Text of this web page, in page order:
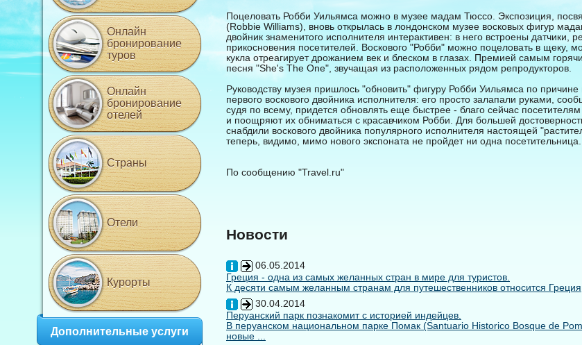
Поцеловать Робби Уильямса можно в музее мадам Тюссо. Экспозиция,
(Robbie Williams), вновь открылась в лондонском музее восковых фигур
двойник знаменитого исполнителя интерактивен: в него встроены датчики,
прикосновения посетителей. Воскового "Робби" можно поцеловать в щеку,
кукла отреагирует дрожанием век и блеском в глазах. Премией самым
песня "She's The One", звучащая из расположенных рядом репродукторов.
Руководству музея пришлось "обновить" фигуру Робби Уильямса по причине
первого воскового двойника исполнителя: его просто залапали руками,
судя по всему, придется обновлять еще быстрее - благо сейчас
и поощряют их обниматься с красавчиком Робби. Для большей
снабдили воскового двойника популярного исполнителя настоящей
теперь, видимо, мимо нового экспоната не пройдет ни одна посетительница.
По сообщению "Travel.ru"
Новости
06.05.2014
Греция - одна из самых желанных стран в мире для туристов.
К десяти самым желанным странам для путешественников относится
30.04.2014
Перуанский парк познакомит с историей индейцев.
В перуанском национальном парке Помак (Santuario Historico Bosque de
новые ...
Онлайн
бронирование
туров
Онлайн
бронирование
отелей
Страны
Отели
Курорты
Дополнительные услуги